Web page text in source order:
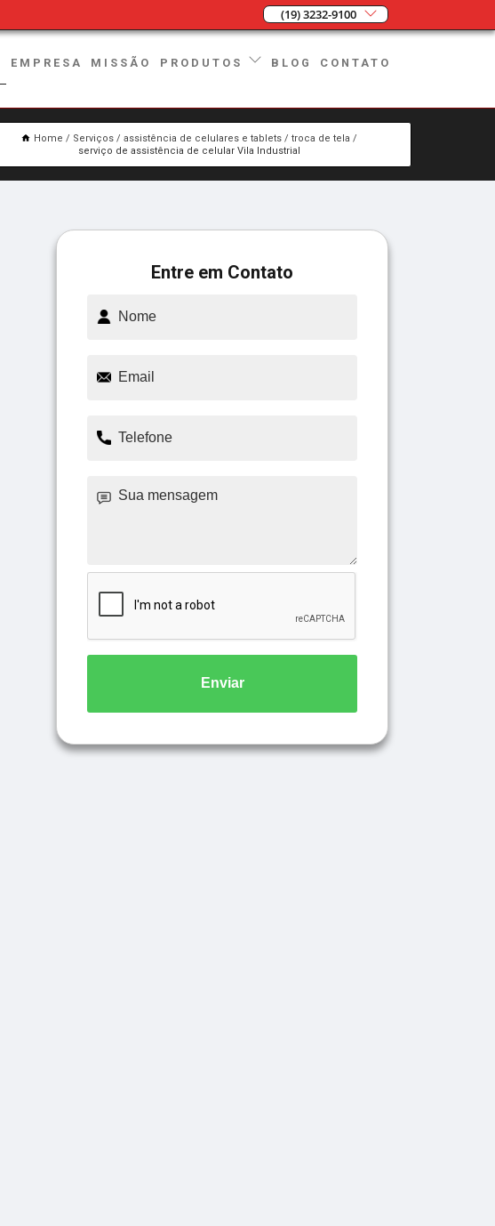
(19) 3232-9100
EMPRESA MISSÃO PRODUTOS BLOG CONTATO
Home Serviços assistência de celulares e tablets
troca de tela
serviço de assistência de celular Vila Industrial
Entre em Contato
Enviar